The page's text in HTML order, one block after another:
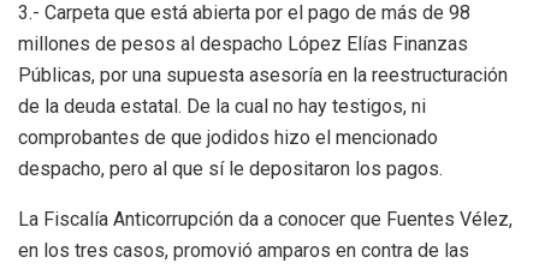
3.- Carpeta que está abierta por el pago de más de 98
millones de pesos al despacho López Elías Finanzas
Públicas, por una supuesta asesoría en la reestructuración
de la deuda estatal. De la cual no hay testigos, ni
comprobantes de que jodidos hizo el mencionado
despacho, pero al que sí le depositaron los pagos.
La Fiscalía Anticorrupción da a conocer que Fuentes Vélez,
en los tres casos, promovió amparos en contra de las